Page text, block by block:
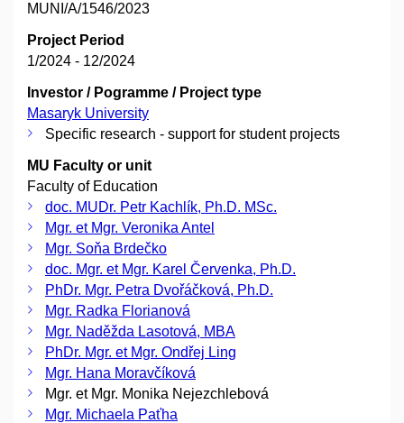
MUNI/A/1546/2023
Project Period
1/2024 - 12/2024
Investor / Pogramme / Project type
Masaryk University
Specific research - support for student projects
MU Faculty or unit
Faculty of Education
doc. MUDr. Petr Kachlík, Ph.D. MSc.
Mgr. et Mgr. Veronika Antel
Mgr. Soňa Brdečko
doc. Mgr. et Mgr. Karel Červenka, Ph.D.
PhDr. Mgr. Petra Dvořáčková, Ph.D.
Mgr. Radka Florianová
Mgr. Naděžda Lasotová, MBA
PhDr. Mgr. et Mgr. Ondřej Ling
Mgr. Hana Moravčíková
Mgr. et Mgr. Monika Nejezchlebová
Mgr. Michaela Paťha